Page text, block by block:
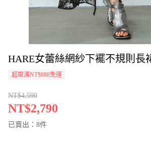
HARE女蕾絲網紗下襬不規則長
超取滿NT$888免運
NT$4,590
NT$2,790
已賣出：8件